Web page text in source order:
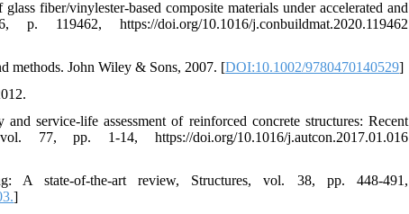
fiber/vinylester-based composite materials under accelerated and
https://doi.org/10.1016/j.conbuildmat.2020.119462
methods. John Wiley & Sons, 2007. [DOI:10.1002/9780470140529]
service-life assessment of reinforced concrete structures: Recent
pp. 1-14, https://doi.org/10.1016/j.autcon.2017.01.016
A state-of-the-art review, Structures, vol. 38, pp. 448-491,
]